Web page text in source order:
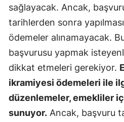
sağlayacak. Ancak,
tarihlerden sonra
ödemeler alınamayacak.
başvurusu yapmak
dikkat etmeleri gerekiyor.
ikramiyesi ödemeleri ile
düzenlemeler, emekliler
sunuyor. Ancak, başvuru